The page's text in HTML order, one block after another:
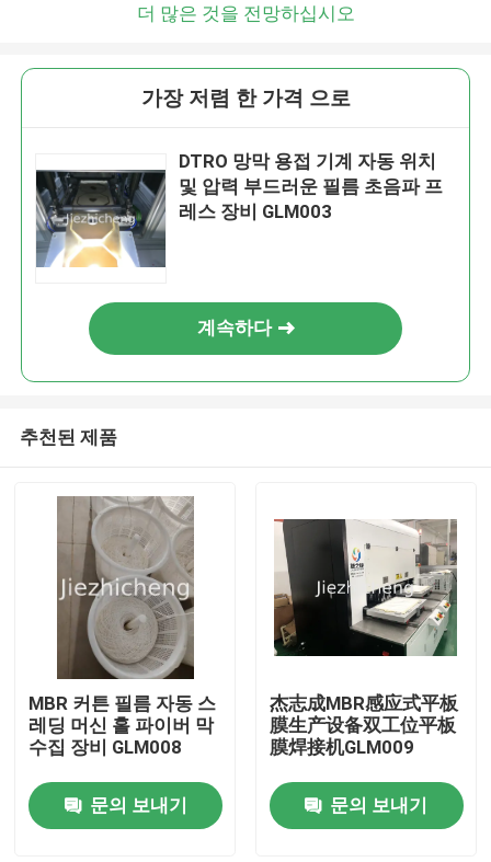
더 많은 것을 전망하십시오
가장 저렴 한 가격 으로
DTRO 망막 용접 기계 자동 위치
및 압력 부드러운 필름 초음파 프
레스 장비 GLM003
계속하다
추천된 제품
MBR 커튼 필름 자동 스
레딩 머신 홀 파이버 막
수집 장비 GLM008
문의 보내기
杰志成MBR感应式平板
膜生产设备双工位平板
膜焊接机GLM009
문의 보내기